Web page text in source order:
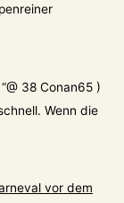
@ 38 Conan65 )
Wenn die
vor dem